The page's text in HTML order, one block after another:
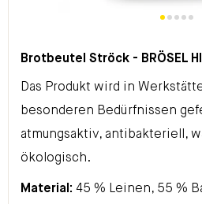
Brotbeutel Ströck - BRÖSEL
Das Produkt wird in
besonderen Bedürfnissen
atmungsaktiv, antibakteriell,
ökologisch.
Material: 45 % Leinen, 55 %